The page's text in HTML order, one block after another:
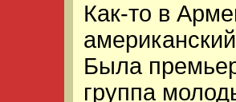
Как-то в
Была
группа